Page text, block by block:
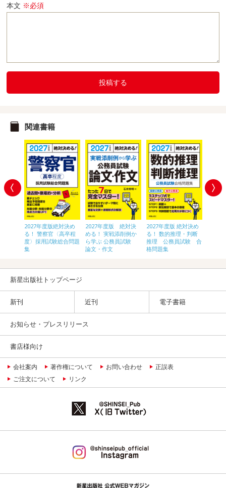
本文 ※必須
投稿する
関連書籍
2027年度版絶対決め
る！ 警察官〈高卒程
度〉採用試験総合問題
集
2027年度版 絶対決
める！ 実戦添削例か
ら学ぶ 公務員試験
論文・作文
2027年度版 絶対決め
る！ 数的推理・判断
推理 公務員試験 合
格問題集
新星出版社トップページ
新刊 近刊 電子書籍
お知らせ・プレスリリース
書店様向け
会社案内 著作権について お問い合わせ
正誤表
ご注文について
リンク